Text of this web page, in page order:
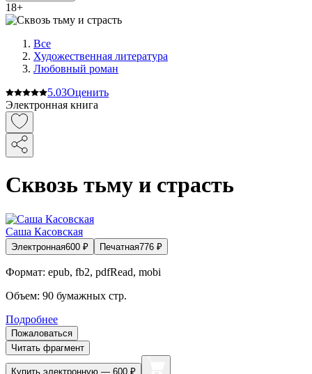
18+
Все
Художественная литература
Любовный роман
5.03Оценить
Электронная книга
Сквозь тьму и страсть
Саша Касовская
Электронная600 ₽ Печатная776 ₽
Формат: epub, fb2, pdfRead, mobi
Объем: 90 бумажных стр.
Подробнее
Пожаловаться
Читать фрагмент
Купить электронную — 600 ₽